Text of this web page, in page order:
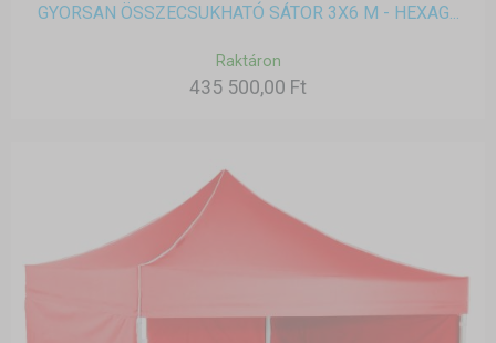
GYORSAN ÖSSZECSUKHATÓ SÁTOR 3X6 M - HEXAG...
Raktáron
435 500,00 Ft